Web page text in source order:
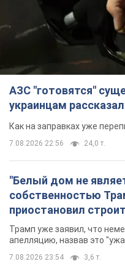
АЗС "готовятся"
украинцам
Как на заправках уже
7.08.2026 22:56 24,0 т.
"Белый дом не
собственностью
приостановил
бального зала
долларов
Трамп уже заявил, что
апелляцию, назвав это
7.08.2026 23:54 3,6 т.